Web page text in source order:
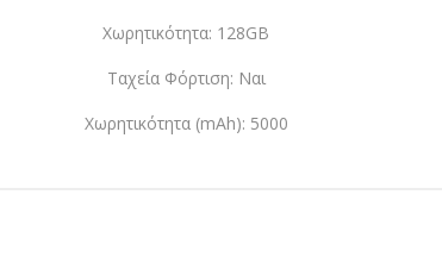
Χωρητικότητα: 128GB
Ταχεία Φόρτιση: Ναι
Χωρητικότητα (mAh): 5000